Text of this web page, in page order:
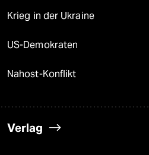
Krieg in der Ukraine
US-Demokraten
Nahost-Konflikt
Verlag